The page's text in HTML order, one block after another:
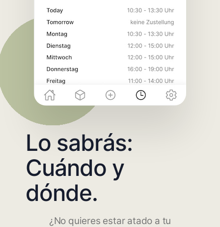
Lo sabrás:
Cuándo y
dónde.
¿No quieres estar atado a tu